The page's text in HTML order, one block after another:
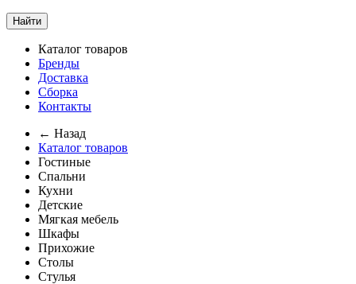
Найти
Каталог товаров
Бренды
Доставка
Сборка
Контакты
← Назад
Каталог товаров
Гостиные
Спальни
Кухни
Детские
Мягкая мебель
Шкафы
Прихожие
Столы
Стулья